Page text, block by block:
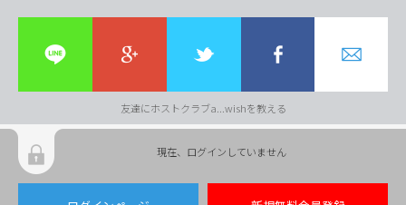
友達にホストクラブa...wishを教える
現在、ログインしていません